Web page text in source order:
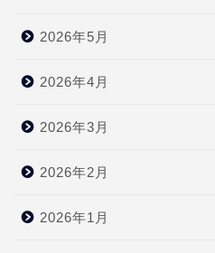
2026年5月
2026年4月
2026年3月
2026年2月
2026年1月